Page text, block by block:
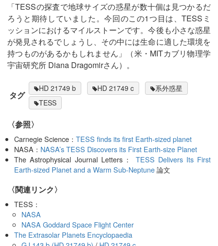
「TESSの探査で地球サイズの惑星が数十個は見つかるだ
ろうと期待していました。今回のこの1つ目は、TESSミ
ッションにおけるマイルストーンです。今後も小さな惑星
が発見されるでしょうし、その中には生命に適した環境を
持つものがあるかもしれません」（米・MITカブリ物理学
宇宙研究所 Diana Dragomirさん）。
タグ
HD 21749 b HD 21749 c
系外惑星
TESS
〈参照〉
Carnegie Science：TESS finds its first Earth-sized planet
NASA： NASA’s TESS Discovers its First Earth-size Planet
The Astrophysical Journal Letters：
TESS Delivers Its First
Earth-sized Planet and a Warm Sub-Neptune論文
〈関連リンク〉
TESS：
NASA
NASA Goddard Space Flight Center
The Extrasolar Planets Encyclopaedia